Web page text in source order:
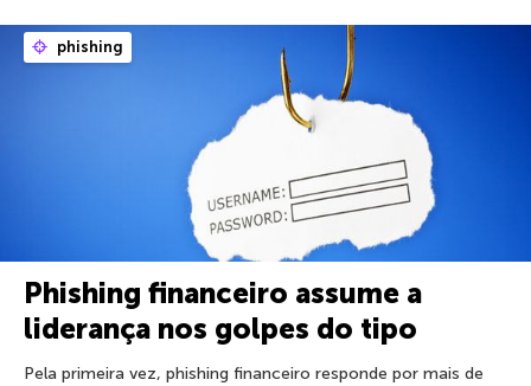
phishing
Phishing financeiro assume a
liderança nos golpes do tipo
Pela primeira vez, phishing financeiro responde por mais de